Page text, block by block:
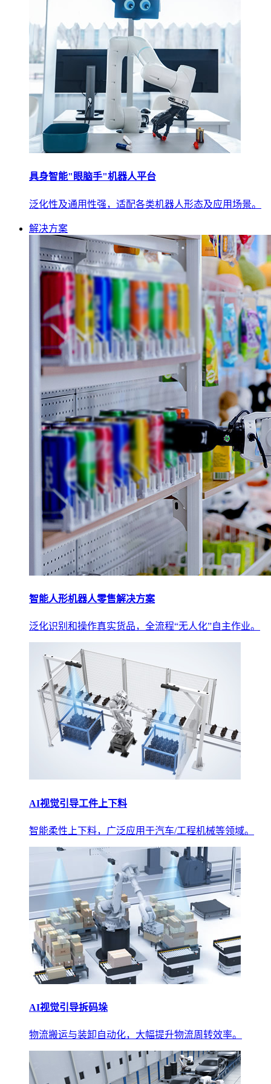
具身智能"眼脑手"机器人平台
泛化性及通用性强，适配各类机器人形态及应用场景。
解决方案
智能人形机器人零售解决方案
泛化识别和操作真实货品，全流程“无人化”自主作业。
AI视觉引导工件上下料
智能柔性上下料，广泛应用于汽车/工程机械等领域。
AI视觉引导拆码垛
物流搬运与装卸自动化，大幅提升物流周转效率。